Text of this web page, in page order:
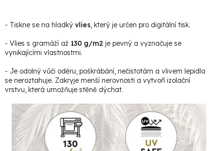
- Tiskne se na hladký vlies, který je určen pro digitální tisk.
- Vlies s gramáží až 130 g/m2 je pevný a vyznačuje se
vynikajícími vlastnostmi.
- Je odolný vůči oděru, poškrábání, nečistotám a vlivem lepidla
se neroztahuje. Zakryje menší nerovnosti a vytvoří izolační
vrstvu, která umožňuje stěně dýchat.